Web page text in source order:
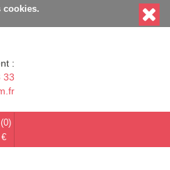
de commande
cookies.
:
33